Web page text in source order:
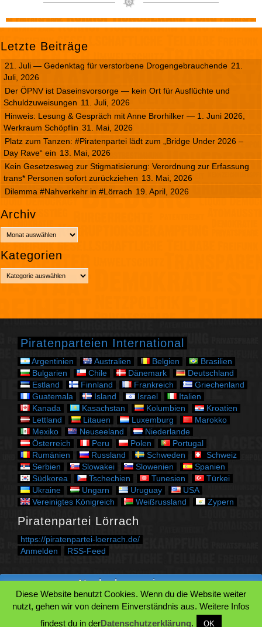
Letzte Beiträge
21. Juli — Gedenktag für verstorbene Drogengebrauchende 21.
Juli, 2026
Der ÖPNV ist Daseinsvorsorge — kein Ort für Ausflüchte und
Schuldzuweisungen 11. Juli, 2026
Hinweis: Lesung & Gespräch mit Anne Brorhilker — 1. Juni 2026,
Werkraum Schöpflin 31. Mai, 2026
Platz zum Tanzen: #Piratenpartei lädt zum „Bridge Under 2026 –
Day Rave“ ein 13. Mai, 2026
Kein Gesetzesweg zur Stigmatisierung: Verordnung zur Erfassung
trans* Personen sofort zurückziehen 13. Mai, 2026
Dilemma #Nahverkehr in #Lörrach 19. April, 2026
Archiv
r
c
Kategorien
a
g
Piratenparteien International
Argentinien Australien Belgien
Brasilien
Bulgarien
Chile Dänemark
Deutschland
Estland
Finnland Frankreich
Griechenland
Guatemala
Island Israel
Italien
Kanada
Kasachstan Kolumbien
Kroatien
Lettland
Litauen Luxemburg
Marokko
Mexiko
Neuseeland
Niederlande
Österreich
Peru Polen
Portugal
Rumänien
Russland Schweden
Schweiz
Serbien
Slowakei Slowenien
Spanien
Südkorea
Tschechien Tunesien
Türkei
Ukraine
Ungarn Uruguay
USA
Vereinigtes Königreich
Weißrussland Zypern
Piratenpartei Lörrach
https://piratenpartei-loerrach.de/
Anmelden RSS-Feed
Nach oben springen.
Zum Beginn des Inhaltes springen.
Zur Suche springen.
Diese Website benutzt Cookies. Wenn du die Website weiter
nutzt, gehen wir von deinem Einverständnis aus. Weitere Infos
findest du in derDatenschutzerklärung. OK